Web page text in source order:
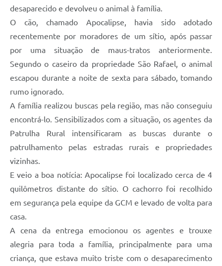
SIC
Diário Oficial
Editais
desaparecido e devolveu o animal à família.
O cão, chamado Apocalipse, havia sido adotado
recentemente por moradores de um sítio, após passar
por uma situação de maus-tratos anteriormente.
Segundo o caseiro da propriedade São Rafael, o animal
escapou durante a noite de sexta para sábado, tomando
rumo ignorado.
A família realizou buscas pela região, mas não conseguiu
encontrá-lo. Sensibilizados com a situação, os agentes da
Patrulha Rural intensificaram as buscas durante o
patrulhamento pelas estradas rurais e propriedades
vizinhas.
E veio a boa notícia: Apocalipse foi localizado cerca de 4
quilômetros distante do sítio. O cachorro foi recolhido
em segurança pela equipe da GCM e levado de volta para
casa.
A cena da entrega emocionou os agentes e trouxe
alegria para toda a família, principalmente para uma
criança, que estava muito triste com o desaparecimento